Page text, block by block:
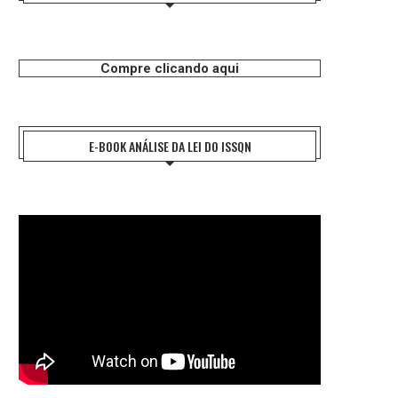
Compre clicando aqui
E-BOOK ANÁLISE DA LEI DO ISSQN